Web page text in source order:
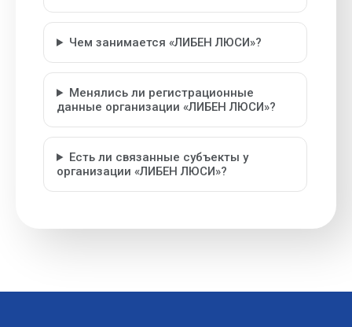
Чем занимается «ЛИБЕН ЛЮСИ»?
Менялись ли регистрационные
данные организации «ЛИБЕН ЛЮСИ»?
Есть ли связанные субъекты у
организации «ЛИБЕН ЛЮСИ»?